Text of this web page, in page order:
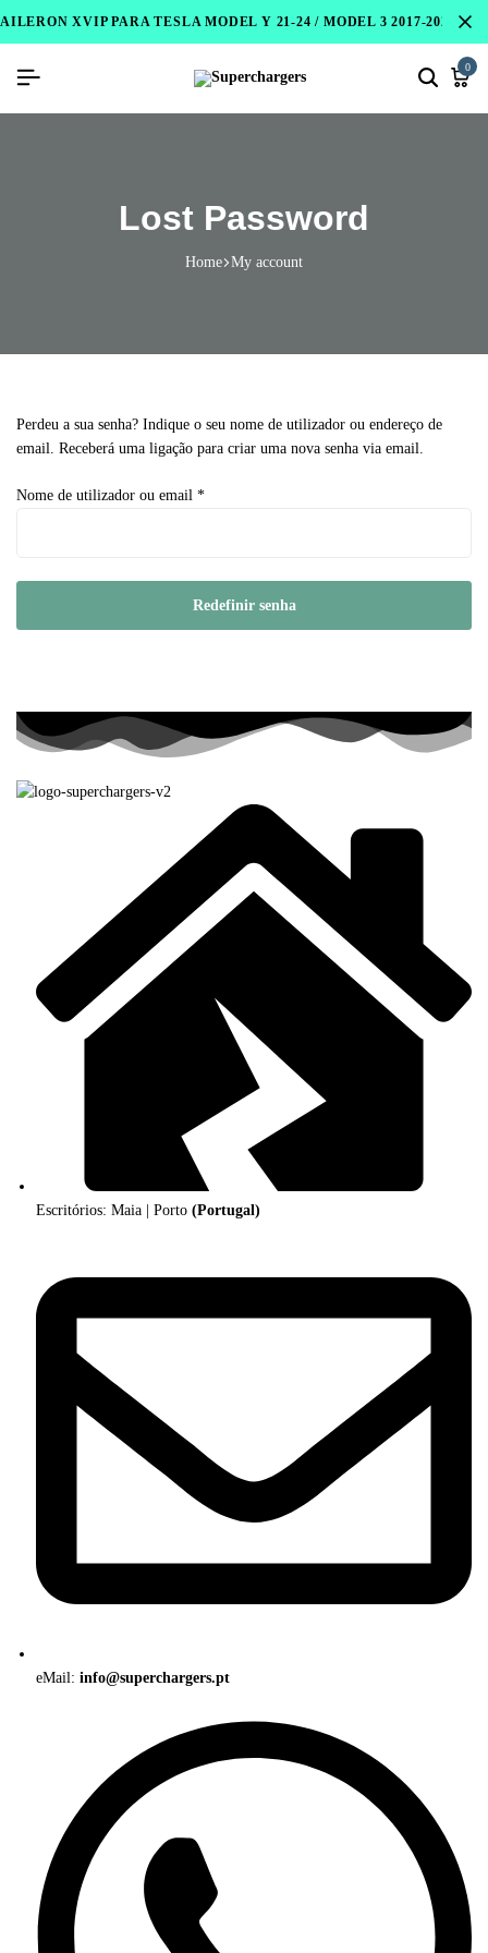
AILERON XVIP PARA TESLA MODEL Y 21-24 / MODEL 3 2017-2023 /
0
Lost Password
Home My account
Perdeu a sua senha? Indique o seu nome de utilizador ou endereço de
email. Receberá uma ligação para criar uma nova senha via email.
Nome de utilizador ou email *
Redefinir senha
Escritórios: Maia | Porto(Portugal)
eMail:info@superchargers.pt